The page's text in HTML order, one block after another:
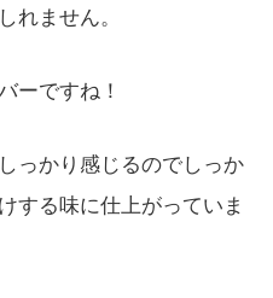
れません。
ーですね！
っかり感じるのでしっか
する味に仕上がっていま